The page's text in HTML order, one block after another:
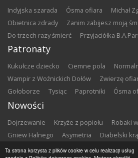
Ta strona korzysta z plików cookie w celu realizacji usług
Indyjska szarada Ósma ofiara
Michał
Obietnica zdrady
Zanim zabijesz moją
Do trzech razy śmierć
Przyjaciółka
Patronaty
Kukułcze dziecko Ciemne pola
Wampir z Woźnickich Dołów
Zwierzę
Gołoborze
Tysiąc Paprotniki Ósma
Nowości
Dojrzewanie Krzyże z popiołu
Robaki
Gniew Halnego
Asymetria Diabelski
Dowody zbrodni
Zemsta Matki